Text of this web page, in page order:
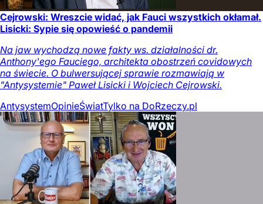
Cejrowski: Wreszcie widać, jak Fauci wszystkich okłamał.
Lisicki: Sypie się opowieść o pandemii
Na jaw wychodzą nowe fakty ws. działalności dr.
Anthony'ego Fauciego, architekta obostrzeń covidowych
na świecie. O bulwersującej sprawie rozmawiają w
"Antysystemie" Paweł Lisicki i Wojciech Cejrowski.
AntysystemOpinieŚwiatTylko na DoRzeczy.pl